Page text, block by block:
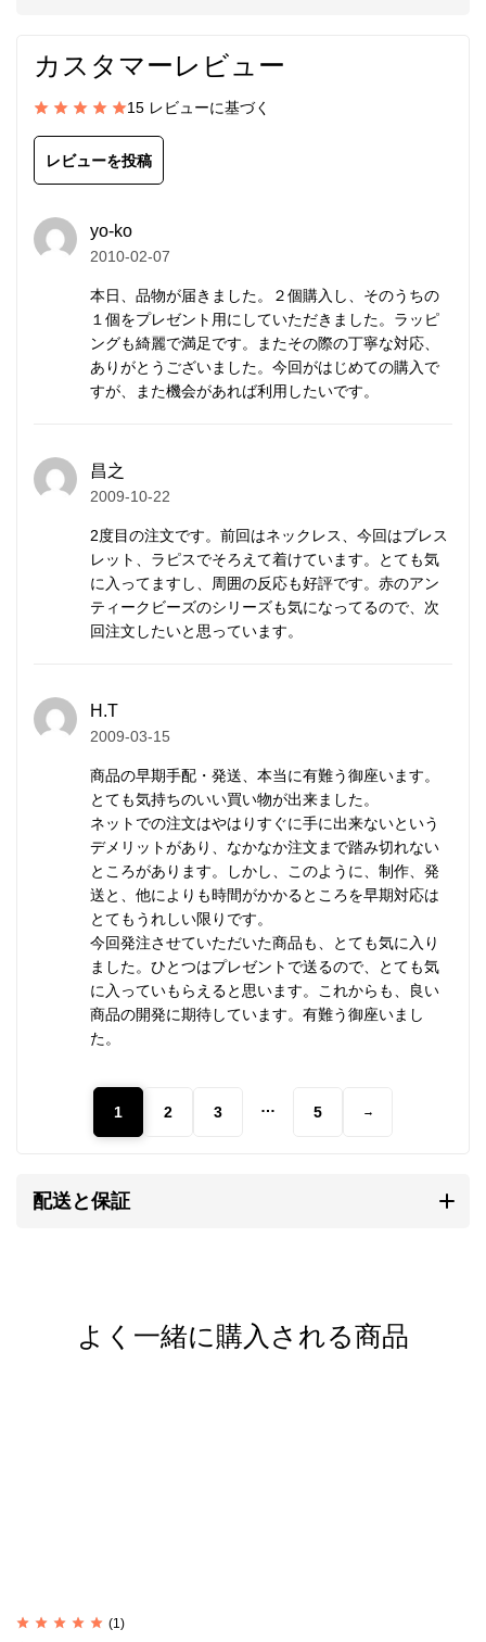
こんなに小さなビーズが手仕事から生み出されること
に驚嘆します。
きわめて細身で主張し過ぎず、優雅さを手首に加えま
す。
留め具
には、高品質なスターリングシルバー
ンの邪魔にならない小ぶりで控えめなものを選んでい
ワイヤーをかしめるストッパーには、アルジェンティ
一般的なストッパーより、耐久性と強度にはるかに優
メンズ/レディース兼用。アンクレットにもご利用い
ただけます。
取り外して同封しますのでお知らせください。
カレン族の手仕事によるシルバ
ービーズ
カレンシルバーはタイの山岳民族カレン族の手仕事に
よって、伝統的手法で丹念に作られます。
マットな質感が特徴で、刻印の一つ一つが異なる表情
を持ち、素朴なぬくもりが心に響きます。
研磨されていない温かみのある質感、無骨で荒削りな
のシルバーアクセサリーとは異なる個性となります。
自然と共存する彼らの作るものには、身近に暮らす動
植物や生活道具などを象ったモチーフが多く見られま
ます。
カスタマーレビュー
15 レビューに基づく
レビューを投稿
yo-ko
2010-02-07
本日、品物が届きました。２個購入し、そのうちの
１個をプレゼント用にしていただきました。ラッピ
ングも綺麗で満足です。またその際の丁寧な対応、
ありがとうございました。今回がはじめての購入で
すが、また機会があれば利用したいです。
昌之
2009-10-22
2度目の注文です。前回はネックレス、今回はブレス
レット、ラピスでそろえて着けています。とても気
に入ってますし、周囲の反応も好評です。赤のアン
ティークビーズのシリーズも気になってるので、次
回注文したいと思っています。
H.T
2009-03-15
商品の早期手配・発送、本当に有難う御座います。
とても気持ちのいい買い物が出来ました。
ネットでの注文はやはりすぐに手に出来ないという
デメリットがあり、なかなか注文まで踏み切れない
ところがあります。しかし、このように、制作、発
送と、他によりも時間がかかるところを早期対応は
とてもうれしい限りです。
今回発注させていただいた商品も、とても気に入り
ました。ひとつはプレゼントで送るので、とても気
に入っていもらえると思います。これからも、良い
商品の開発に期待しています。有難う御座いまし
た。
1 2 3 … 5 →
配送と保証
よく一緒に購入される商品
(1)